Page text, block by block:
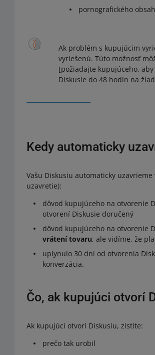
pornografického
Ak problém s kupujúcim
vyriešenú. Túto možnosť
[požiadajte kupujúceho,
Diskusie do 48 hodín na
Kedy automaticky
Vašu Diskusiu automaticky
uzavretie):
dôvod kupujúceho na otvorenie
otvorení Diskusie doručený
dôvod kupujúceho na otvorenie
vrátení tovaru, ale vidíme, že
uplynulo 30 dní od otvorenia
konverzácia.
Čo, ak kupujúci otvorí
Ak kupujúci otvorí Diskusiu, zistite:
prečo tak urobil